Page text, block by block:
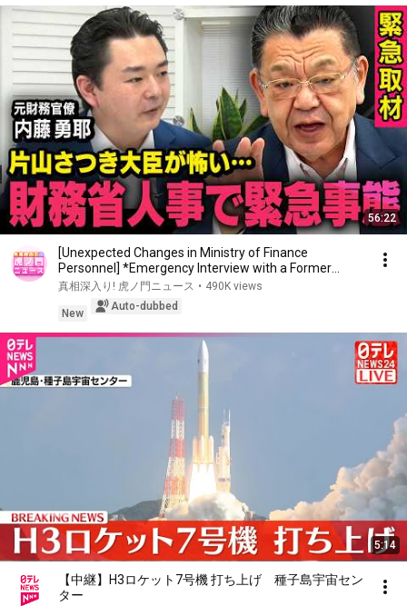
56:22
[Unexpected Changes in Ministry of Finance
Personnel] *Emergency Interview with a Former
Bureaucr...
真相深入り! 虎ノ門ニュース • 490K views
New
Auto-dubbed
5:14
【中継】H3ロケット7号機 打ち上げ 種子島宇宙セン
ター